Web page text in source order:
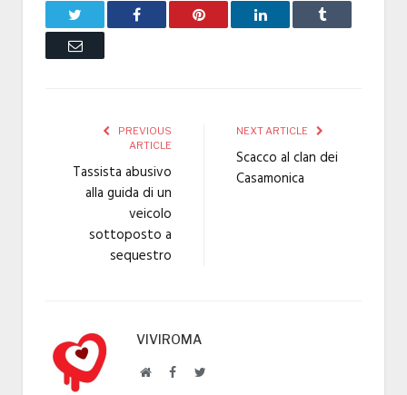
Facebook Pinterest LinkedIn Tumblr
Email
PREVIOUS
ARTICLE
Tassista abusivo
alla guida di un
veicolo
sottoposto a
sequestro
NEXT ARTICLE
Scacco al clan dei
Casamonica
VIVIROMA
WebsiteFacebookTwitter